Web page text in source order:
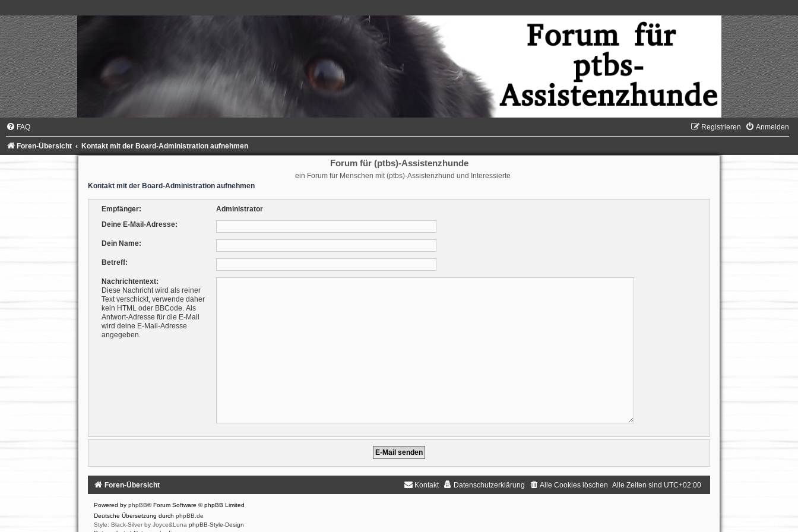
FAQ Anmelden
Registrieren
Foren-Übersicht Kontakt mit der Board-Administration aufnehmen
Forum für (ptbs)-Assistenzhunde
ein Forum für Menschen mit (ptbs)-Assistenzhund und Interessierte
Kontakt mit der Board-Administration aufnehmen
Empfänger:
Administrator
Deine E-Mail-Adresse:
Dein Name:
Betreff:
Nachrichtentext:
Diese Nachricht wird als reiner
Text verschickt, verwende daher
kein HTML oder BBCode. Als
Antwort-Adresse für die E-Mail
wird deine E-Mail-Adresse
angegeben.
Foren-Übersicht Alle Zeiten sind UTC+02:00
Alle Cookies löschen
Datenschutzerklärung
Kontakt
Powered by phpBB® Forum Software © phpBB Limited
Deutsche Übersetzung durch phpBB.de
Style: Black-Silver by Joyce&Luna phpBB-Style-Design